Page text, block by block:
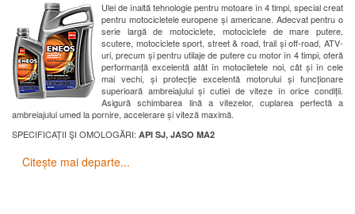
Ulei de înaltă tehnologie pentru motoare în 4 timpi, special creat
pentru motocicletele europene și americane. Adecvat pentru o
serie largă de motociclete, motociclete de mare putere,
scutere, motociclete sport, street & road, trail și off-road, ATV-
uri, precum și pentru utilaje de putere cu motor în 4 timpi, oferă
performanță excelentă atât în motociletele noi, cât și în cele
mai vechi, și protecție excelentă motorului și funcționare
superioară ambreiajului și cutiei de viteze în orice condiții.
Asigură schimbarea lină a vitezelor, cuplarea perfectă a
ambreiajului umed la pornire, accelerare și viteză maximă.
SPECIFICAȚII ŞI OMOLOGĂRI: API SJ, JASO MA2
Citește mai departe...